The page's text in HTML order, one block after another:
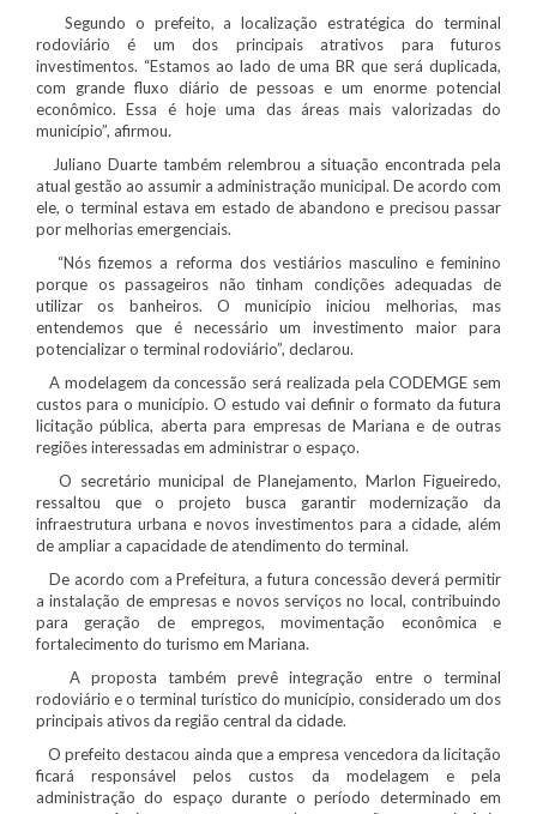
Segundo o prefeito, a localização estratégica do terminal
rodoviário é um dos principais atrativos para futuros
investimentos. “Estamos ao lado de uma BR que será duplicada,
com grande fluxo diário de pessoas e um enorme potencial
econômico. Essa é hoje uma das áreas mais valorizadas do
município”, afirmou.
Juliano Duarte também relembrou a situação encontrada pela
atual gestão ao assumir a administração municipal. De acordo com
ele, o terminal estava em estado de abandono e precisou passar
por melhorias emergenciais.
“Nós fizemos a reforma dos vestiários masculino e feminino
porque os passageiros não tinham condições adequadas de
utilizar os banheiros. O município iniciou melhorias, mas
entendemos que é necessário um investimento maior para
potencializar o terminal rodoviário”, declarou.
A modelagem da concessão será realizada pela CODEMGE sem
custos para o município. O estudo vai definir o formato da futura
licitação pública, aberta para empresas de Mariana e de outras
regiões interessadas em administrar o espaço.
O secretário municipal de Planejamento, Marlon Figueiredo,
ressaltou que o projeto busca garantir modernização da
infraestrutura urbana e novos investimentos para a cidade, além
de ampliar a capacidade de atendimento do terminal.
De acordo com a Prefeitura, a futura concessão deverá permitir
a instalação de empresas e novos serviços no local, contribuindo
para geração de empregos, movimentação econômica e
fortalecimento do turismo em Mariana.
A proposta também prevê integração entre o terminal
rodoviário e o terminal turístico do município, considerado um dos
principais ativos da região central da cidade.
O prefeito destacou ainda que a empresa vencedora da licitação
ficará responsável pelos custos da modelagem e pela
administração do espaço durante o período determinado em